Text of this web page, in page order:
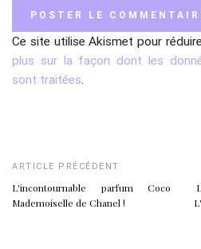
Ce site utilise Akismet pour
plus sur la façon dont les
sont traitées.
ARTICLE PRÉCÉDENT
L'incontournable parfum Coco
Mademoiselle de Chanel !